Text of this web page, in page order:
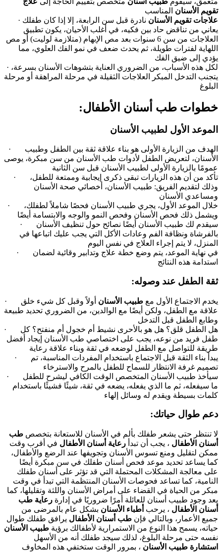
تقويم الأسنان المناسب
·
علاجات تقويم الأسنان نادرة قبل سن الرابعة، إلا إذا كان طفلك
يعاني من تناقض حاد بين فكيه، في أغلب الأحيان، يكون تطبيق
العلاجات من سن 6 سنوات بعد مص الإبهام (متلازمة لوليت) أو مص
اللهاية لفترات طويلة، ثم يحدث ضعف في نمو الفك العلوي، مما
يؤدي إلى ضيق الفك
· لكل هذه الأسباب، من الضروري العناية بتشوهات الأسنان بسرعة،
يتجنب التدخل المبكر العلاجات الثقيلة في مرحلة المراهقة أو مرحلة
البلوغ
:خطوات طب أسنان الأطفال
الموعد الأول لطبيب الأسنان
· الهدف من الزيارة الأولى هو بناء علاقة ثقة بين الطفل وطبيب
الأسنان، لتعريض الطفل لأدوات طب الأسنان من سن مبكرة، يوصى
عمومًا بالزيارة الأولى لطبيب الأسنان قبل سن الثانية
· تأكد من أن هذه الزيارات تبقى ذكرى إيجابية وممتعة للطفل،
وذلك لتقديم الفريق: طبيب الأسنان، أخصائي صحة الأسنان
ومساعدي الأسنان
· خلال الموعد الأول، يجري طبيب الأسنان فحصًا شاملاً لطفلك،
ويشمل ذلك فحص الأسنان وفحص النمو والوجه والابتسامة أيضًا
· سيقدم لك طبيب الأسنان أيضًا نصائح حول تنظيف الأسنان
بالفرشاة ونظافة الفم وعادات الأكل التي يجب عليك اتباعها في
المنزل، لا يتم إجراء العلاج في نفس اليوم
· في نهاية الموعد، يتم وضع خطة علاج وتدابير وقائية لضمان
استدامة هذه النتائج
:ثقة الطفل عند وصوله
· يخدم الاجتماع الأول مع طبيب الأسنان أولاً وقبل كل شيء خلق
علاقة مع الطفل، ولكن أيضًا مع الوالدين، من الضروري تحديد طبيعة
وطابع الطفل قبل التدخل
· هل الطفل قلق؟ هل هو بالأحرى نشيط أم خجول أم منفتح؟ كل
طفل فريد من نوعه، يجب على اختصاصي طب الأسنان إيجاد أفضل
طريقة للتواصل مع الطفل لوضعه في ثقة وبناء علاقة رعاية
· يبدأ بناء الثقة قبل الاجتماع باستخدام المفردات المناسبة، تم
تصميم غرفة الانتظار للسماح للطفل بالمرح والاسترخاء
· سيأخذ طبيب الأسنان المتخصص الوقت الكافي ليشرح للطفل
ما سيفعله، ثم ما الذي يفعله، يضعه في ثقة، شيئًا فشيئًا باستخدام
كلمات بسيطة ويقدم له وسائل إلهاء
:دعم طوال حياتك
لا تنتظر حتى يشعر طفلك بألم في الأسنان للاستعانة بتخصص طب
أسنان الأطفال ، يجب أن تبدأ رعاية أسنان الأطفال في أقرب وقت
ممكن لتقليل ومنع تسوس الأسنان وتجويفها عند الرضع والأطفال،
كما يساعد تحديد موعد فحص أسنان طفلك في سن مبكرة أيضًا
على معالجة المشكلات المحتملة التي قد تؤثر على أسنان طفلك
النامية، كما تساعد فحوصات الأسنان المنتظمة التي تبدأ في وقت
مبكر من الحياة في القضاء على أمراض الأسنان واللثة وتقليلها، كما
يعد وجود طبيب أسنان للعائلة أمرًا ضروريًا في إدارة رعاية طب
أسنان الأطفال ، يرحب أطباء الأسنان بشكل عام بالمرضى من
جميع الأعمار، وبالتالي فإن طب أسنان الأطفال يرافق طفلك طوال
حياته، يسمح هذا النوع من الاستمرارية لأطفالك برؤية طبيب الأسنان
نفسه حتى مرحلة البلوغ، لذلك سيجد طفلك أنه من الأسهل
استشارة طبيب الأسنان ، بمرور الوقت ستختفي هذه المخاوف